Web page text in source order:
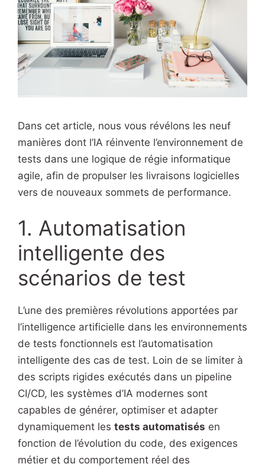
Dans cet article, nous vous révélons les neuf
manières dont l’IA réinvente l’environnement de
tests dans une logique de régie informatique
agile, afin de propulser les livraisons logicielles
vers de nouveaux sommets de performance.
1. Automatisation
intelligente des
scénarios de test
L’une des premières révolutions apportées par
l’intelligence artificielle dans les environnements
de tests fonctionnels est l’automatisation
intelligente des cas de test. Loin de se limiter à
des scripts rigides exécutés dans un pipeline
CI/CD, les systèmes d’IA modernes sont
capables de générer, optimiser et adapter
dynamiquement les tests automatisés en
fonction de l’évolution du code, des exigences
métier et du comportement réel des